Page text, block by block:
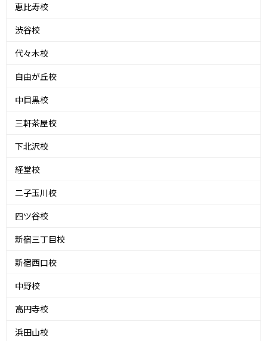
恵比寿校
渋谷校
代々木校
自由が丘校
中目黒校
三軒茶屋校
下北沢校
経堂校
二子玉川校
四ツ谷校
新宿三丁目校
新宿西口校
中野校
高円寺校
浜田山校